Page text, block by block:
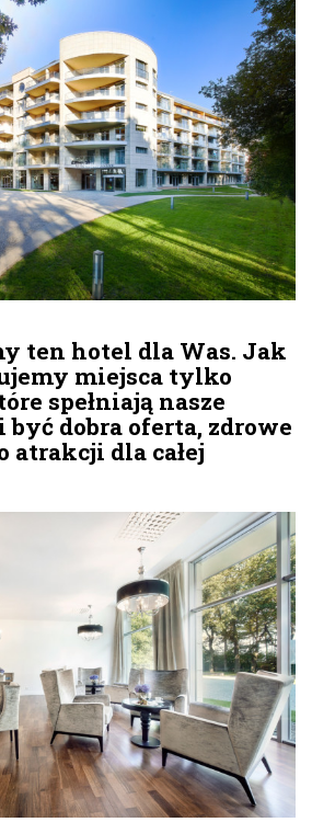
ten hotel dla Was. Jak
miejsca tylko
spełniają nasze
dobra oferta, zdrowe
atrakcji dla całej